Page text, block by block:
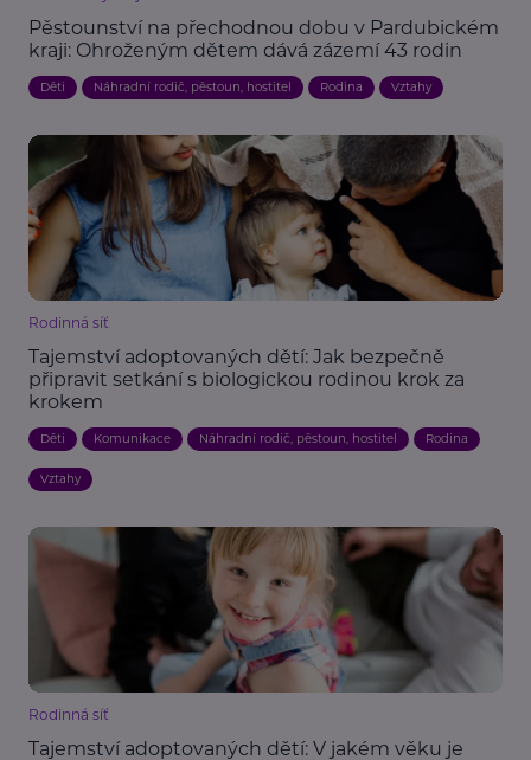
Pěstounství na přechodnou dobu v Pardubickém
kraji: Ohroženým dětem dává zázemí 43 rodin
Děti Náhradní rodič, pěstoun, hostitel Rodina Vztahy
Rodinná síť
Tajemství adoptovaných dětí: Jak bezpečně
připravit setkání s biologickou rodinou krok za
krokem
Děti Komunikace Náhradní rodič, pěstoun, hostitel Rodina
Vztahy
Rodinná síť
Tajemství adoptovaných dětí: V jakém věku je